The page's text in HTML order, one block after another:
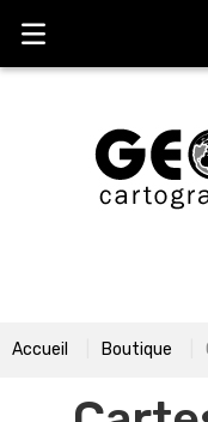
Accueil Boutique